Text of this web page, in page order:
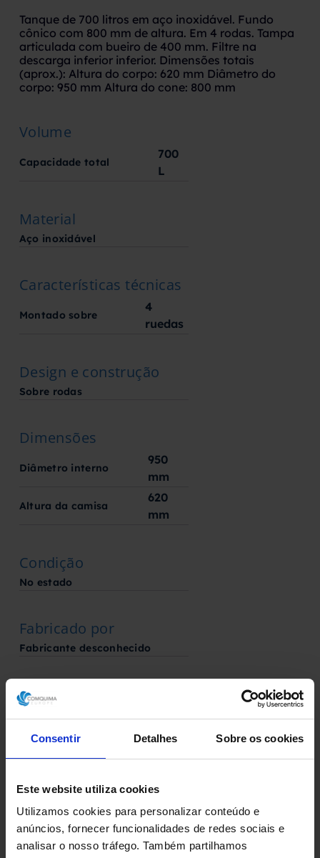
Consentir Detalhes Sobre os cookies
Este website utiliza cookies
Utilizamos cookies para personalizar conteúdo e
anúncios, fornecer funcionalidades de redes sociais e
analisar o nosso tráfego. Também partilhamos
Tanque de 700 litros em aço inoxidável. Fundo
cônico com 800 mm de altura. Em 4 rodas. Tampa
articulada com bueiro de 400 mm. Filtre na
descarga inferior inferior. Dimensões totais
(aprox.): Altura do corpo: 620 mm Diâmetro do
corpo: 950 mm Altura do cone: 800 mm
Volume
Capacidade total
700
L
Material
Aço inoxidável
Características técnicas
Montado sobre
4
ruedas
Design e construção
Sobre rodas
Dimensões
Diâmetro interno
950
mm
Altura da camisa
620
mm
Condição
No estado
Fabricado por
Fabricante desconhecido
Solicite aqui o seu orçamento
Descarregue a ficha técnica